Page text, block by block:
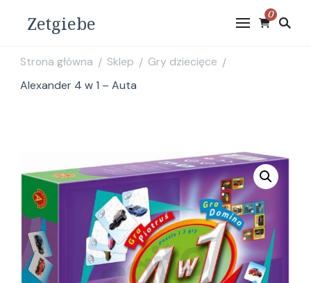
Zetgiebe 0
Strona główna / Sklep / Gry dziecięce /
Alexander 4 w 1 – Auta